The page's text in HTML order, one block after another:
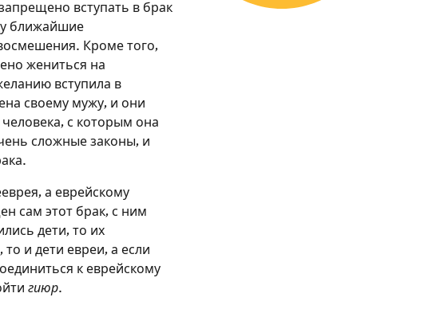
вступать в брак
ближайшие
Кроме того,
жениться на
вступила в
своему мужу, и они
с которым она
сложные законы, и
а еврейскому
сам этот брак, с ним
дети, то их
и дети евреи, а если
к еврейскому
гиюр.